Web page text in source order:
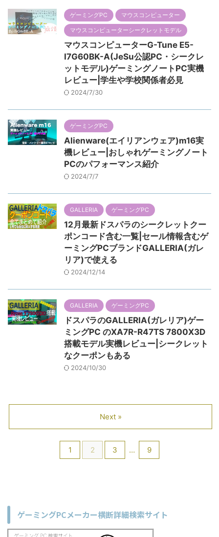
ゲーミングPC マウスコンピューター
マウスコンピューターシークレットモデル
マウスコンピューターG-Tune E5-
I7G60BK-A(JeSu公認PC・シークレ
ットモデル)ゲーミングノートPC実機
レビュー|学生や学校関係者必見
2024/7/30
ゲーミングPC
Alienware(エイリアンウェア)m16実
機レビュー|おしゃれゲーミングノート
PCのパフォーマンス紹介
2024/7/7
GALLERIA ゲーミングPC
12月最新ドスパラのシークレットクー
ポンコード含む一覧|セール情報含むゲ
ーミングPCブランドGALLERIA(ガレ
リア)で使える
2024/12/14
GALLERIA ゲーミングPC
ドスパラのGALLERIA(ガレリア)ゲー
ミングPC のXA7R-R47TS 7800X3D
搭載モデル実機レビュー|シークレット
なクーポンもある
2024/10/30
1 2 3 … 9
Next »
ゲーミングPCメーカー横断詳細検索サイト